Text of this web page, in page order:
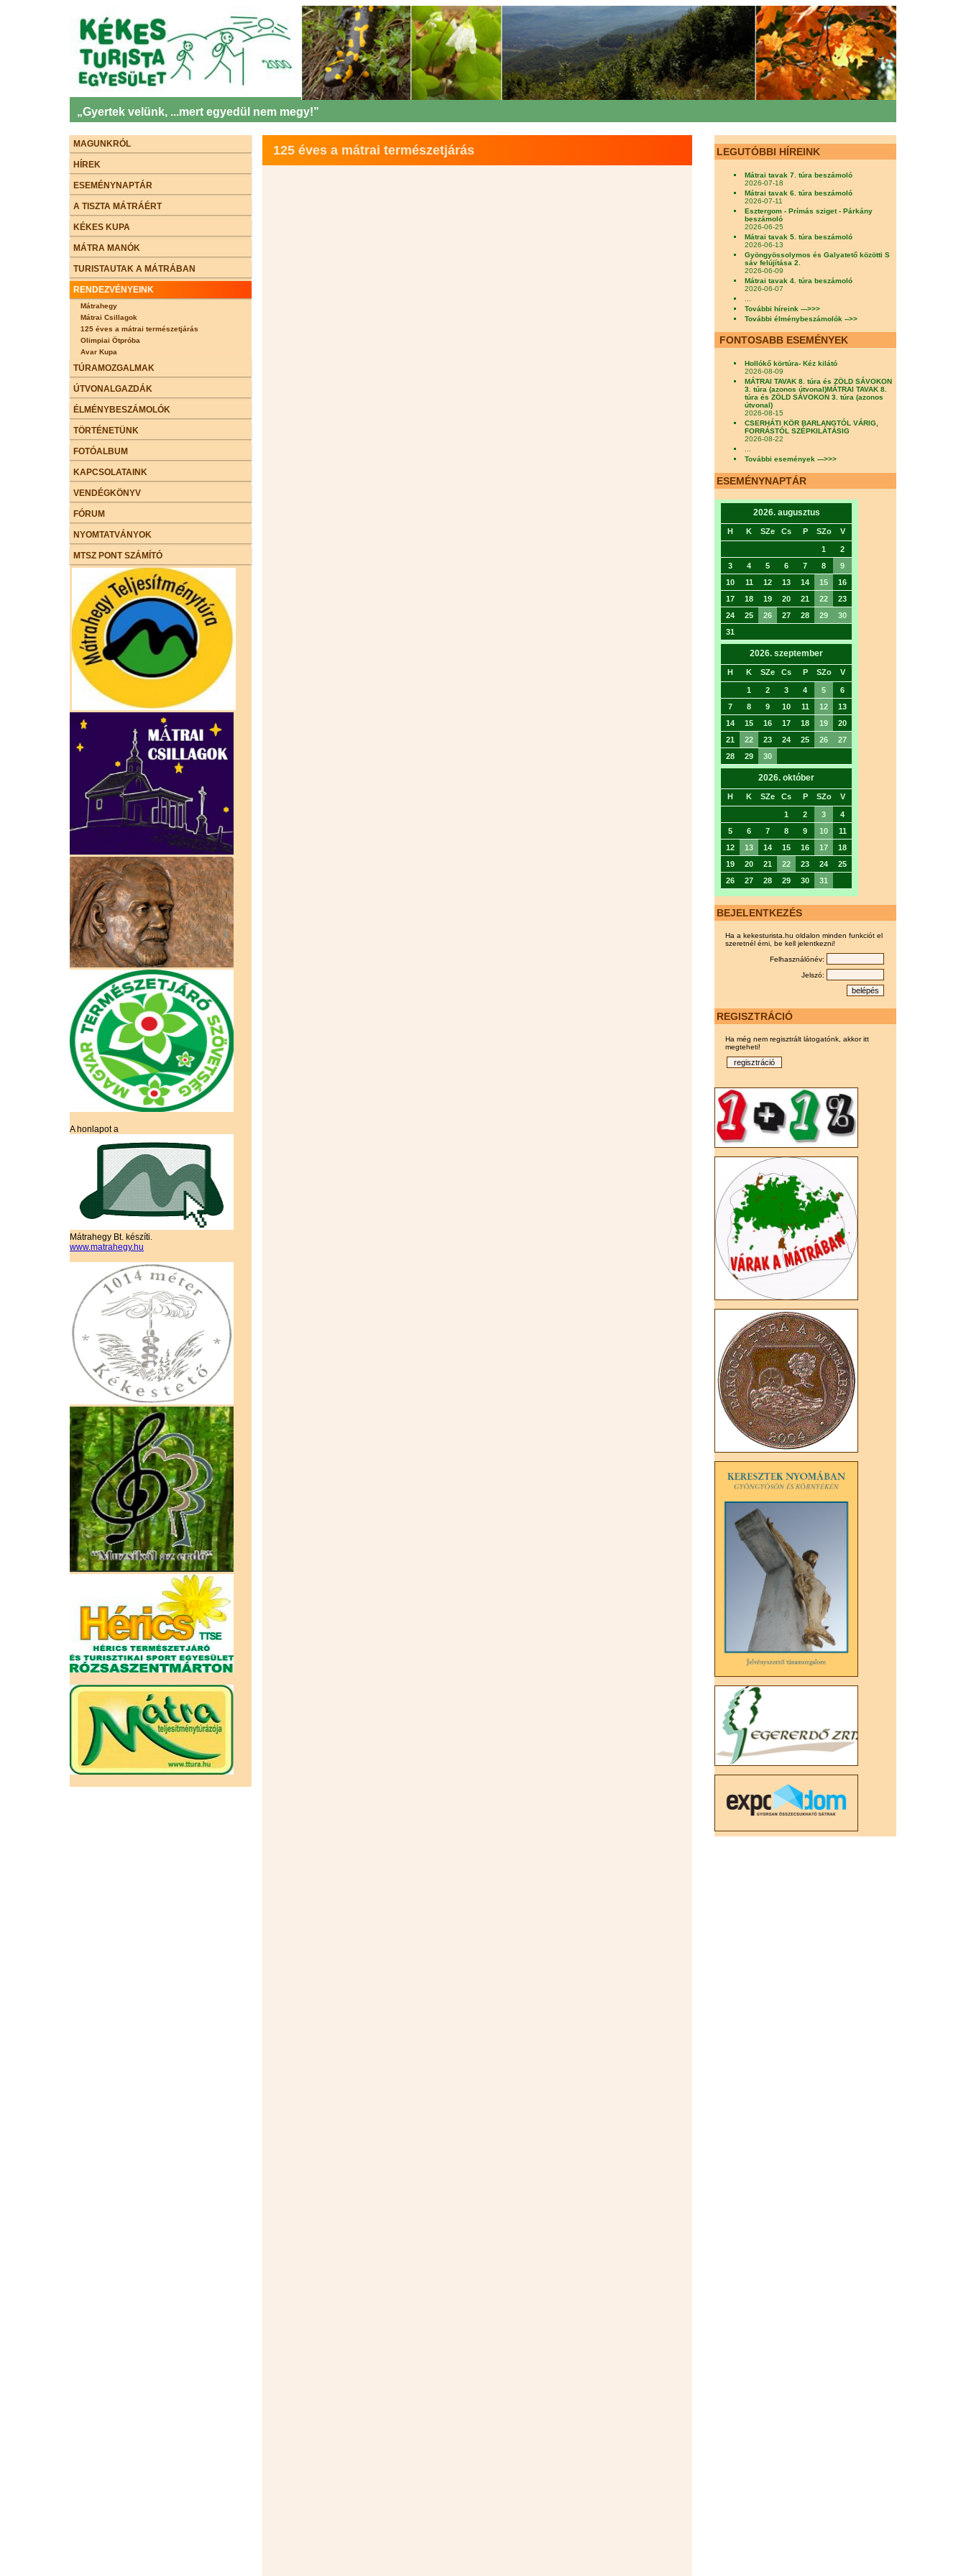
„Gyertek velünk, ...mert egyedül nem megy!”
MAGUNKRÓL
HÍREK
ESEMÉNYNAPTÁR
A TISZTA MÁTRÁÉRT
KÉKES KUPA
MÁTRA MANÓK
TURISTAUTAK A MÁTRÁBAN
RENDEZVÉNYEINK
Mátrahegy
Mátrai Csillagok
125 éves a mátrai természetjárás
Olimpiai Ötpróba
Avar Kupa
TÚRAMOZGALMAK
ÚTVONALGAZDÁK
ÉLMÉNYBESZÁMOLÓK
TÖRTÉNETÜNK
FOTÓALBUM
KAPCSOLATAINK
VENDÉGKÖNYV
FÓRUM
NYOMTATVÁNYOK
MTSZ PONT SZÁMÍTÓ
A honlapot a
Mátrahegy Bt. készíti.
www.matrahegy.hu
125 éves a mátrai természetjárás LEGUTÓBBI HÍREINK
Mátrai tavak 7. túra beszámoló
2026-07-18
Mátrai tavak 6. túra beszámoló
2026-07-11
Esztergom - Prímás sziget - Párkány
beszámoló
2026-06-25
Mátrai tavak 5. túra beszámoló
2026-06-13
Gyöngyössolymos és Galyatető közötti S
sáv felújítása 2.
2026-06-09
Mátrai tavak 4. túra beszámoló
2026-06-07
További híreink --->>>
További élménybeszámolók -->>
FONTOSABB ESEMÉNYEK
Hollókő körtúra- Kéz kilátó
2026-08-09
MÁTRAI TAVAK 8. túra és ZÖLD SÁVOKON
3. túra (azonos útvonal)MÁTRAI TAVAK 8.
túra és ZÖLD SÁVOKON 3. túra (azonos
útvonal)
2026-08-15
CSERHÁTI KÖR BARLANGTÓL VÁRIG,
FORRÁSTÓL SZÉPKILÁTÁSIG
2026-08-22
...
További események --->>>
ESEMÉNYNAPTÁR
2026. augusztus
H K SZe Cs P SZo V
1
2
3
4 5 6 7 8
9
10
11 12 13 14 15
16
17
18 19 20 21 22
23
24
25 26 27 28 29
30
31
2026. szeptember
H K SZe Cs P SZo V
1 2 3 4 5
6
7
8 9 10 11 12
13
14
15 16 17 18 19
20
21
22 23 24 25 26
27
28
29 30
2026. október
H K SZe Cs P SZo V
1 2 3
4
5
6 7 8 9 10
11
12
13 14 15 16 17
18
19
20 21 22 23 24
25
26
27 28 29 30 31
BEJELENTKEZÉS
Ha a kekesturista.hu oldalon minden funkciót el
szeretnél érni, be kell jelentkezni!
Felhasználónév:
Jelszó:
REGISZTRÁCIÓ
Ha még nem regisztrált látogatónk, akkor itt
megteheti!